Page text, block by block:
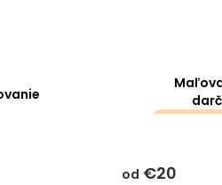
od €20